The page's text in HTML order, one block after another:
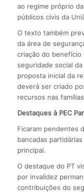
ao regime próprio
públicos civis da
O texto também
da área de
criação do
seguridade social
proposta inicial da
deverá ser criado
recursos nas
Destaques à PEC
Ficaram pendentes
bancadas
principal.
O destaque do PT
por invalidez
contribuições do